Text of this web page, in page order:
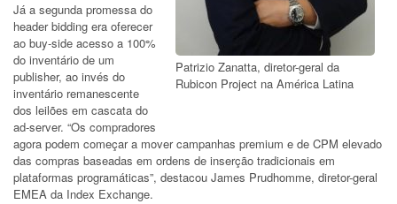
Patrizio Zanatta, diretor-geral da
Rubicon Project na América Latina
Já a segunda promessa do
header bidding era oferecer
ao buy-side acesso a 100%
do inventário de um
publisher, ao invés do
inventário remanescente
dos leilões em cascata do
ad-server. “Os compradores
agora podem começar a mover campanhas premium e de CPM elevado
das compras baseadas em ordens de inserção tradicionais em
plataformas programáticas”, destacou James Prudhomme, diretor-geral
EMEA da Index Exchange.